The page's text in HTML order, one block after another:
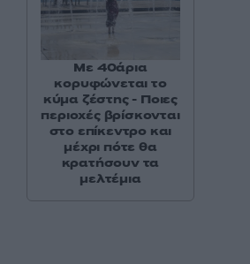
Με 40άρια
κορυφώνεται το
κύμα ζέστης - Ποιες
περιοχές βρίσκονται
στο επίκεντρο και
μέχρι πότε θα
κρατήσουν τα
μελτέμια